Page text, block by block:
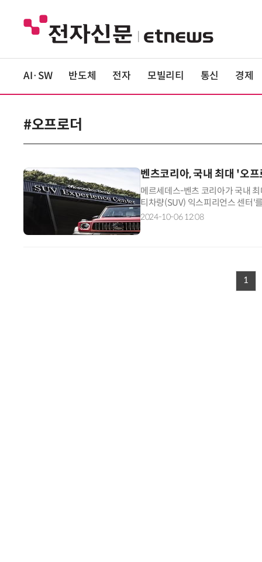
AI·SW 반도체 전자 모빌리티 통신 경제
#오프로더
벤츠코리아, 국내 최대 '오
메르세데스-벤츠 코리아가 국내
티차량(SUV) 익스피리언스 센터'
드웨이' 인근 부지에 조성됐으며,
2024-10-06 12:08
1